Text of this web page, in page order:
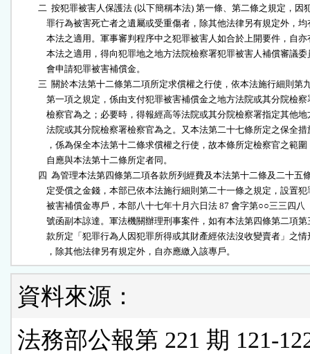
二  按犯罪被害人保護法 (以下簡稱本法) 第一條、第二條之規定，因
罪行為被害死亡者之遺屬或受重傷者，除其他法律另有規定外，均
本法之適用。軍事審判程序中之犯罪被害人如合於上開要件，自亦
本法之適用，得向犯罪地之地方法院檢察署犯罪被害人補償審議委
              會申請犯罪被害補償金。
三  關於本法第十二條第二項所定求償權之行使，依本法施行細則第
第一項之規定，係由支付犯罪被害補償金之地方法院或其分院檢察
檢察官為之；必要時，得報經高等法院或其分院檢察署指定其他地
法院或其分院檢察署檢察官為之。又本法第二十七條所定之保全措
，係為保全本法第十二條求償權之行使，故本條所定檢察官之範圍
              自應與本法第十二條所定者同。
四  為管理本法第四條第二項各款所列經費及本法第十二條及二十五
定受償之金錢，本部已依本法施行細則第二十一條之規定，設置犯
              被害補償金專戶，本部八十七年十月六日法 87 會字第○○三三四八
號函副本諒達。軍法機關辦理刑事案件，如有本法第四條第二項第
款所定「犯罪行為人因犯罪所得或其財產經依法沒收變賣者」之情
              ，除其他法律另有規定外，自亦應繳入該專戶。
資料來源：
法務部公報第 221 期 121-